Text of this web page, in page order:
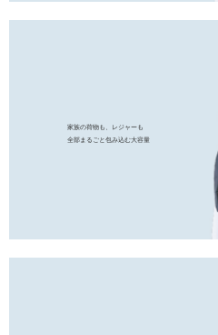
家族の荷物も、レジャーも
全部まるごと包み込む大容量